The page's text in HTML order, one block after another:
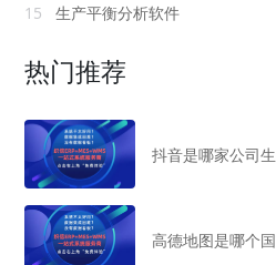
15
生产平衡分析软件
热门推荐
抖音是哪家公司
高德地图是哪个